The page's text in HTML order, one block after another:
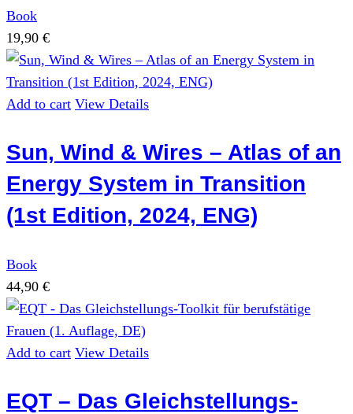
Book
19,90 €
Add to cart View Details
Sun, Wind & Wires – Atlas of an
Energy System in Transition
(1st Edition, 2024, ENG)
Book
44,90 €
Add to cart View Details
EQT – Das Gleichstellungs-